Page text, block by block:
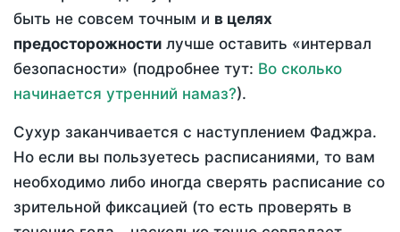
быть не совсем точным и в целях
предосторожности лучше оставить «интервал
безопасности» (подробнее тут: Во сколько
начинается утренний намаз?).
Сухур заканчивается с наступлением Фаджра.
Но если вы пользуетесь расписаниями, то вам
необходимо либо иногда сверять расписание со
зрительной фиксацией (то есть проверять в